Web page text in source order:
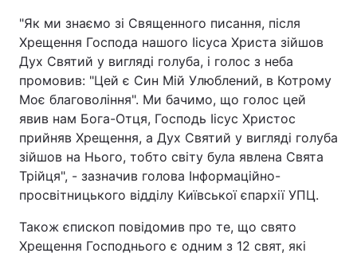
"Як ми знаємо зі Священного писання, після
Хрещення Господа нашого Іісуса Христа зійшов
Дух Святий у вигляді голуба, і голос з неба
промовив: "Цей є Син Мій Улюблений, в Котрому
Моє благовоління". Ми бачимо, що голос цей
явив нам Бога-Отця, Господь Іісус Христос
прийняв Хрещення, а Дух Святий у вигляді голуба
зійшов на Нього, тобто світу була явлена Свята
Трійця", - зазначив голова Інформаційно-
просвітницького відділу Київської єпархії УПЦ.
Також єпископ повідомив про те, що свято
Хрещення Господнього є одним з 12 свят, які